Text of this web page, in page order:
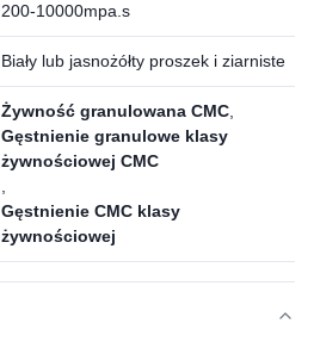
200-10000mpa.s
Biały lub jasnożółty proszek i ziarniste
Żywność granulowana CMC
Gęstnienie granulowe klasy
żywnościowej CMC
Gęstnienie CMC klasy
żywnościowej